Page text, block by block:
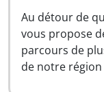
Au détour de
vous propose
parcours de
de notre